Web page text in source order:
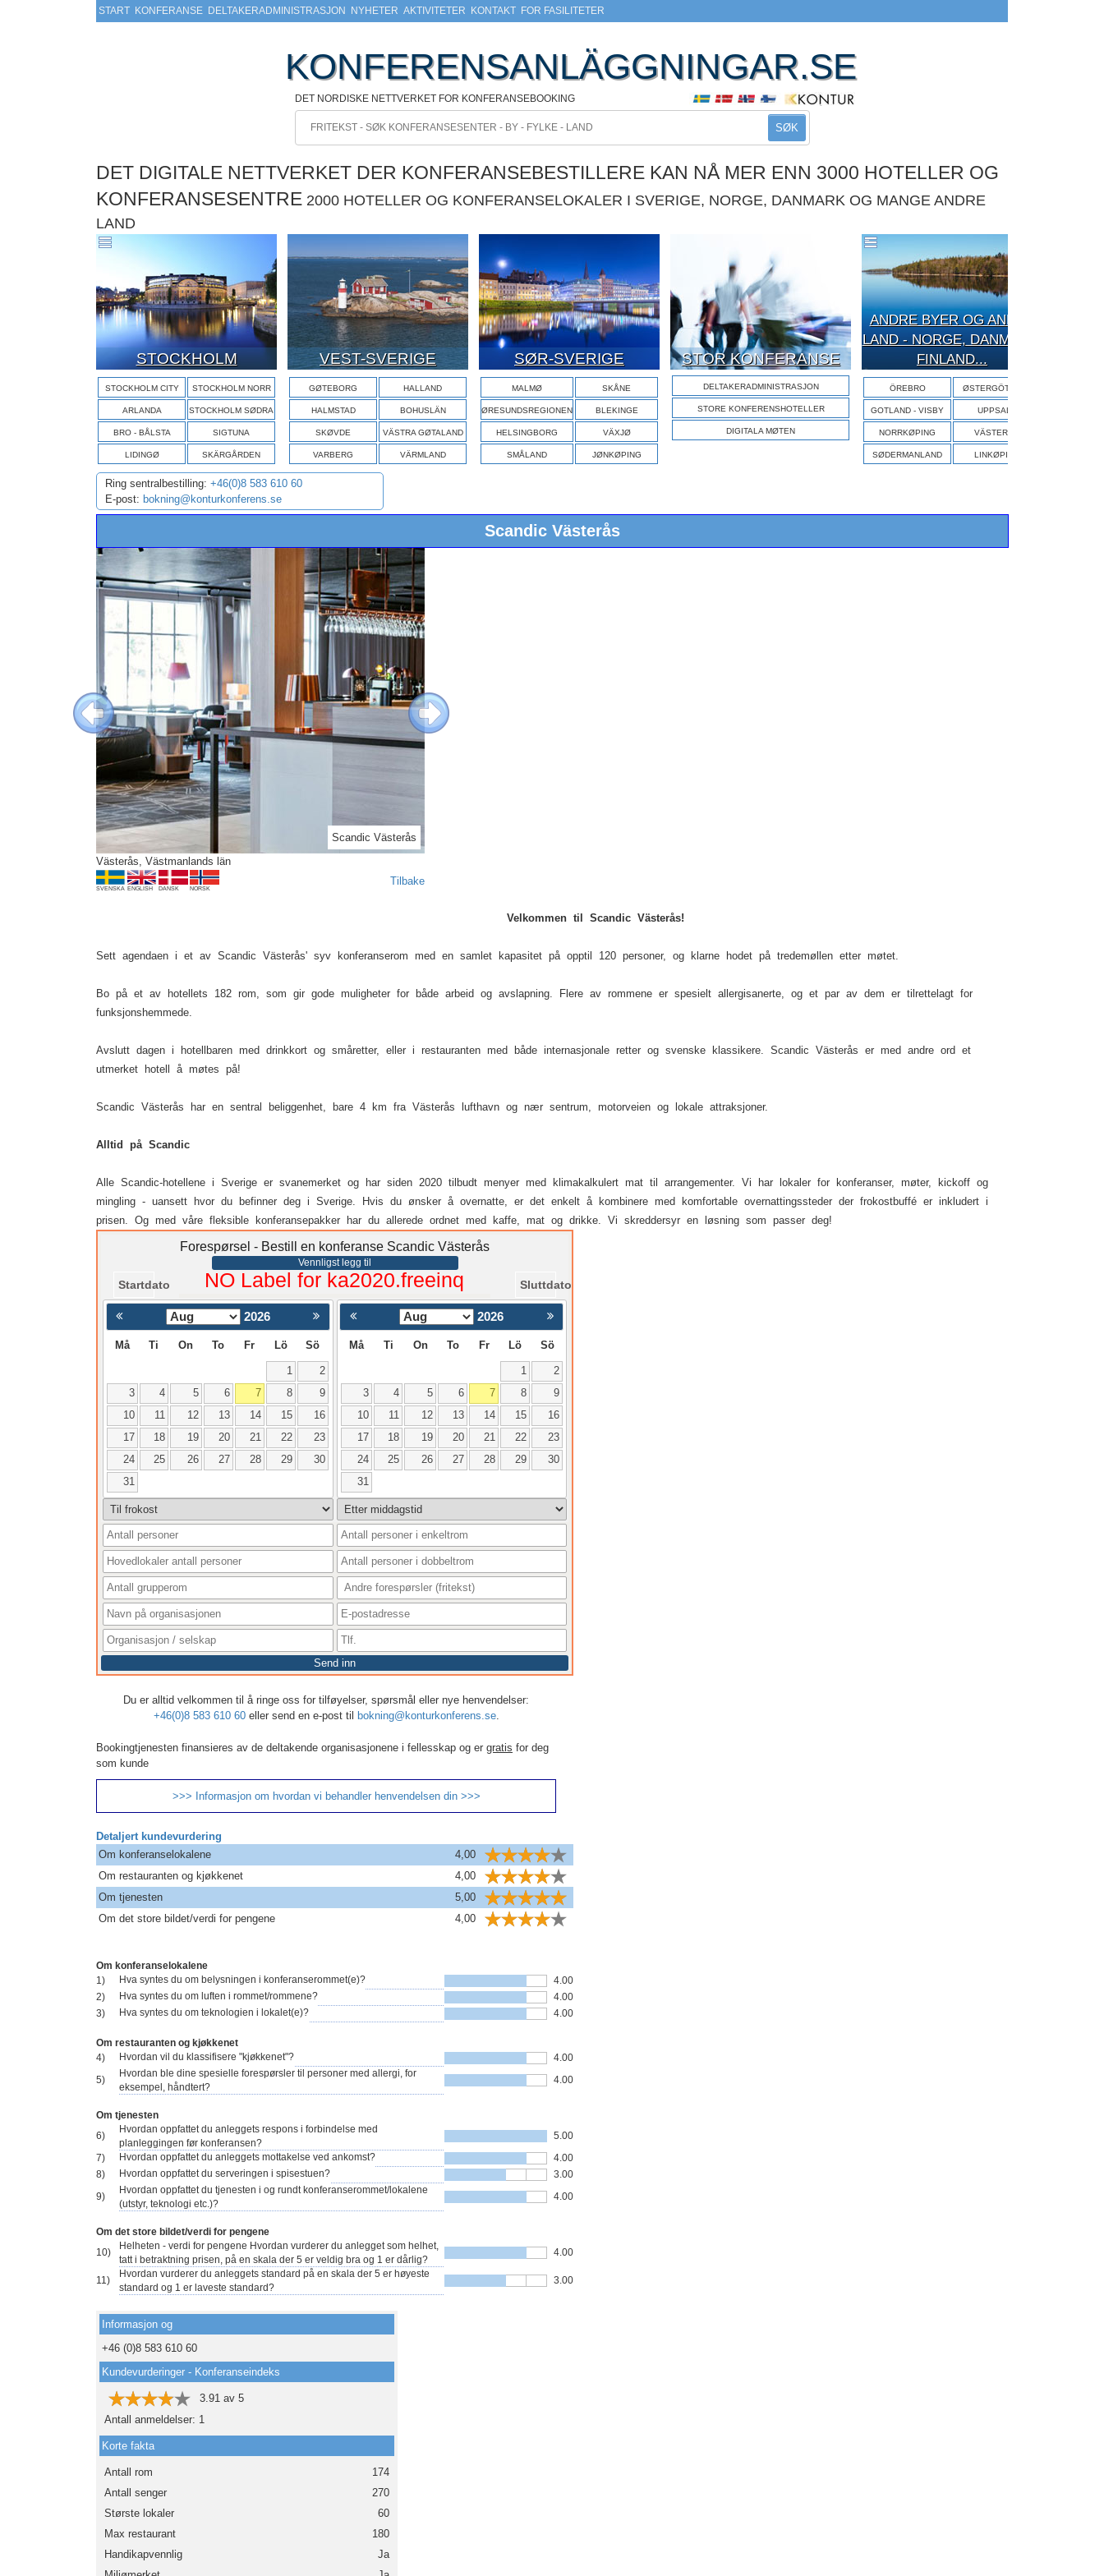
START KONFERANSE DELTAKERADMINISTRASJON NYHETER AKTIVITETER KONTAKT FOR FASILITETER
KONFERENSANLÄGGNINGAR.SE
DET NORDISKE NETTVERKET FOR KONFERANSEBOOKING
SØK
DET DIGITALE NETTVERKET DER KONFERANSEBESTILLERE KAN NÅ MER ENN 3000 HOTELLER OG
KONFERANSESENTRE 2000 HOTELLER OG KONFERANSELOKALER I SVERIGE, NORGE, DANMARK OG MANGE ANDRE
LAND
STOCKHOLM
STOCKHOLM CITY STOCKHOLM NORR
ARLANDA STOCKHOLM SØDRA
BRO - BÅLSTA SIGTUNA
LIDINGØ SKÄRGÅRDEN
VEST-SVERIGE
GØTEBORG HALLAND
HALMSTAD BOHUSLÄN
SKØVDE VÄSTRA GØTALAND
VARBERG VÄRMLAND
SØR-SVERIGE
MALMØ SKÅNE
ØRESUNDSREGIONEN BLEKINGE
HELSINGBORG VÄXJØ
SMÅLAND JØNKØPING
STOR KONFERANSE
DELTAKERADMINISTRASJON
STORE KONFERENSHOTELLER
DIGITALA MØTEN
ANDRE BYER OG ANDRE
LAND - NORGE, DANMARK,
FINLAND...
ÖREBRO ØSTERGÖTLAND
GOTLAND - VISBY UPPSALA
NORRKØPING VÄSTERÅS
SØDERMANLAND LINKØPING
Ring sentralbestilling: +46(0)8 583 610 60
E-post: bokning@konturkonferens.se
Scandic Västerås
Previous
Scandic Västerås
Next
Västerås, Västmanlands län
SVENSKA ENGLISH DANSK NORSK
Tilbake
Velkommen til Scandic Västerås!
Sett agendaen i et av Scandic Västerås' syv konferanserom med en samlet kapasitet på opptil 120 personer, og klarne hodet på tredemøllen etter møtet.
Bo på et av hotellets 182 rom, som gir gode muligheter for både arbeid og avslapning. Flere av rommene er spesielt allergisanerte, og et par av dem er tilrettelagt for
funksjonshemmede.
Avslutt dagen i hotellbaren med drinkkort og småretter, eller i restauranten med både internasjonale retter og svenske klassikere. Scandic Västerås er med andre ord et
utmerket hotell å møtes på!
Scandic Västerås har en sentral beliggenhet, bare 4 km fra Västerås lufthavn og nær sentrum, motorveien og lokale attraksjoner.
Alltid på Scandic
Alle Scandic-hotellene i Sverige er svanemerket og har siden 2020 tilbudt menyer med klimakalkulert mat til arrangementer. Vi har lokaler for konferanser, møter, kickoff og
mingling - uansett hvor du befinner deg i Sverige. Hvis du ønsker å overnatte, er det enkelt å kombinere med komfortable overnattingssteder der frokostbuffé er inkludert i
prisen. Og med våre fleksible konferansepakker har du allerede ordnet med kaffe, mat og drikke. Vi skreddersyr en løsning som passer deg!
Forespørsel - Bestill en konferanse Scandic Västerås
Vennligst legg til
Startdato NO Label for ka2020.freeinq Sluttdato
2026
Må Ti On To Fr Lö Sö
1
2
3
4 5 6 7 8
9
10
11 12 13 14 15
16
17
18 19 20 21 22
23
24
25 26 27 28 29
30
31
< Föregående Nästa >
2026
Må Ti On To Fr Lö Sö
1
2
3
4 5 6 7 8
9
10
11 12 13 14 15
16
17
18 19 20 21 22
23
24
25 26 27 28 29
30
31
Send inn
Du er alltid velkommen til å ringe oss for tilføyelser, spørsmål eller nye henvendelser:
+46(0)8 583 610 60eller send en e-post til bokning@konturkonferens.se.
Bookingtjenesten finansieres av de deltakende organisasjonene i fellesskap og er gratis for deg
som kunde
>>> Informasjon om hvordan vi behandler henvendelsen din >>>
Detaljert kundevurdering
Om konferanselokalene
4,00
Om restauranten og kjøkkenet
4,00
Om tjenesten
5,00
Om det store bildet/verdi for pengene
4,00
Om konferanselokalene
1)
Hva syntes du om belysningen i konferanserommet(e)?
4.00
2)
Hva syntes du om luften i rommet/rommene?
4.00
3)
Hva syntes du om teknologien i lokalet(e)? 4.00
Om restauranten og kjøkkenet
4)
Hvordan vil du klassifisere "kjøkkenet"?
4.00
5)
Hvordan ble dine spesielle forespørsler til personer med allergi, for
eksempel, håndtert?
4.00
Om tjenesten
6)
Hvordan oppfattet du anleggets respons i forbindelse med
planleggingen før konferansen?
5.00
7)
Hvordan oppfattet du anleggets mottakelse ved ankomst?
4.00
8)
Hvordan oppfattet du serveringen i spisestuen?
3.00
9)
Hvordan oppfattet du tjenesten i og rundt konferanserommet/lokalene
(utstyr, teknologi etc.)?
4.00
Om det store bildet/verdi for pengene
10)
Helheten - verdi for pengene Hvordan vurderer du anlegget som helhet,
tatt i betraktning prisen, på en skala der 5 er veldig bra og 1 er dårlig?
4.00
11)
Hvordan vurderer du anleggets standard på en skala der 5 er høyeste
standard og 1 er laveste standard?
3.00
Informasjon og
+46 (0)8 583 610 60
Kundevurderinger - Konferanseindeks
3.91 av 5
Antall anmeldelser: 1
Korte fakta
Antall rom
174
Antall senger
270
Største lokaler
60
Max restaurant
180
Handikapvennlig
Ja